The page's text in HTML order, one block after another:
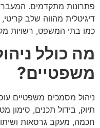
פתרונות מתקדמים.
דיגיטלית מהווה שלב
כמו בתי המשפט, רשויות
מה כולל
משפטיים?
ניהול מסמכים משפטיים
תיוק, בידול תכנים,
חכמה, מעקב גרסאות